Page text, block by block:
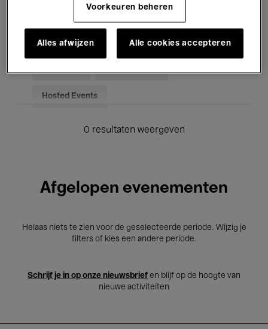
Voor iedereen Kids’ Palace
Hosted Events
0 resultaten weergeven
Afgelopen evenementen
Helaas niets te zien voor de geselecteerde periode. Wijzig je
filters of kies een andere periode.
Schrijf je in op onze nieuwsbrief en blijf op de hoogte van
nieuwe activiteiten
Voorkeuren beheren
Alles afwijzen Alle cookies accepteren